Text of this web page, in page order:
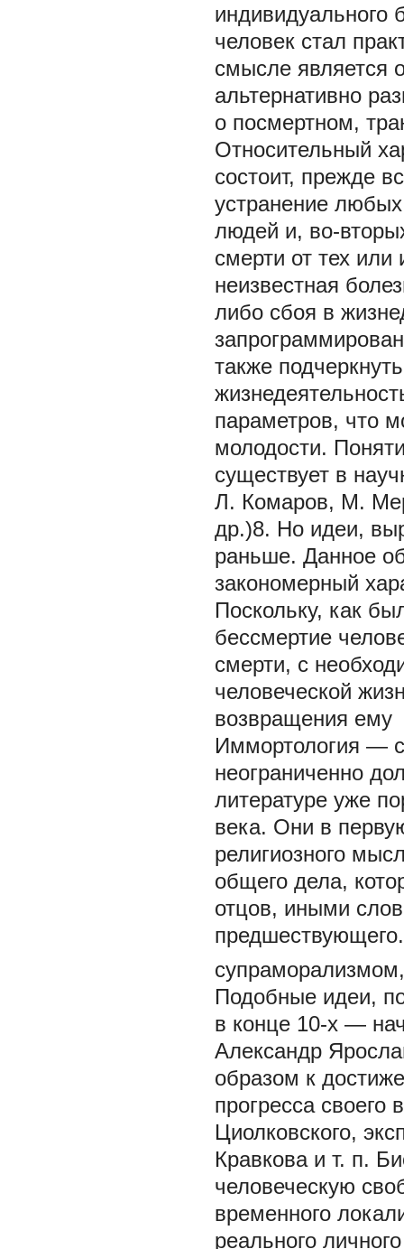
индивидуального
человек стал
смысле является
альтернативно
о посмертном,
Относительный
состоит, прежде
устранение
людей и, во-
смерти от тех
неизвестная
либо сбоя в
также
параметров, что
молодости.
существует в
Л. Комаров, М.
др.)8. Но идеи,
раньше. Данное
закономерный
Поскольку, как
бессмертие
смерти, с
человеческой
возвращения ему
Иммортология —
неограниченно
литературе уже
века. Они в
религиозного
общего дела,
отцов, иными
Подобные идеи,
в конце 10-х —
Александр
образом к
прогресса
Циолковского,
Кравкова и т. п.
человеческую
временного
реального